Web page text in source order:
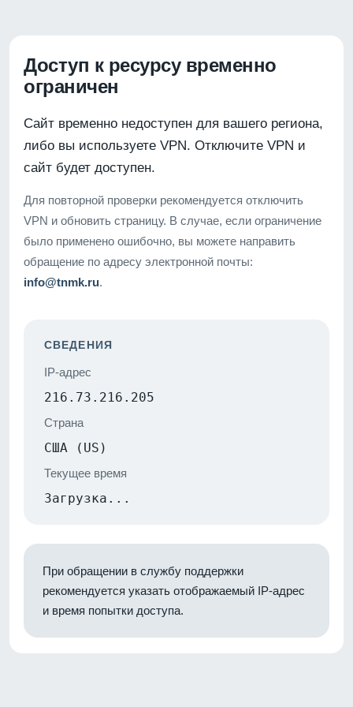
Доступ к ресурсу временно
ограничен
Сайт временно недоступен для вашего региона,
либо вы используете VPN. Отключите VPN и
сайт будет доступен.
Для повторной проверки рекомендуется отключить
VPN и обновить страницу. В случае, если ограничение
было применено ошибочно, вы можете направить
обращение по адресу электронной почты:
info@tnmk.ru.
СВЕДЕНИЯ
IP-адрес
216.73.216.205
Страна
США (US)
Текущее время
Загрузка...
При обращении в службу поддержки
рекомендуется указать отображаемый IP-адрес
и время попытки доступа.